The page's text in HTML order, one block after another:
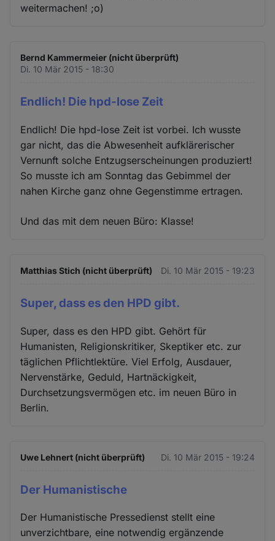
weitermachen! ;o)
Bernd Kammermeier (nicht überprüft)
Di. 10 Mär 2015 - 18:30
Endlich! Die hpd-lose Zeit
Endlich! Die hpd-lose Zeit ist vorbei. Ich wusste
gar nicht, das die Abwesenheit aufklärerischer
Vernunft solche Entzugserscheinungen produziert!
So musste ich am Sonntag das Gebimmel der
nahen Kirche ganz ohne Gegenstimme ertragen.
Und das mit dem neuen Büro: Klasse!
Matthias Stich (nicht überprüft) Di. 10 Mär 2015 - 19:23
Super, dass es den HPD gibt.
Super, dass es den HPD gibt. Gehört für
Humanisten, Religionskritiker, Skeptiker etc. zur
täglichen Pflichtlektüre. Viel Erfolg, Ausdauer,
Nervenstärke, Geduld, Hartnäckigkeit,
Durchsetzungsvermögen etc. im neuen Büro in
Berlin.
Uwe Lehnert (nicht überprüft) Di. 10 Mär 2015 - 19:24
Der Humanistische
Der Humanistische Pressedienst stellt eine
unverzichtbare, eine notwendig ergänzende